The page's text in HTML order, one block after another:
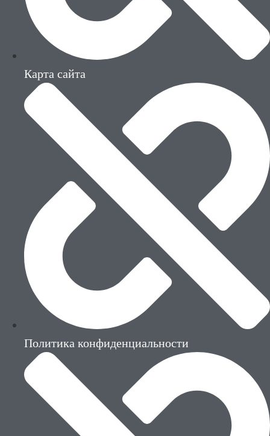
Карта сайта
Политика конфиденциальности